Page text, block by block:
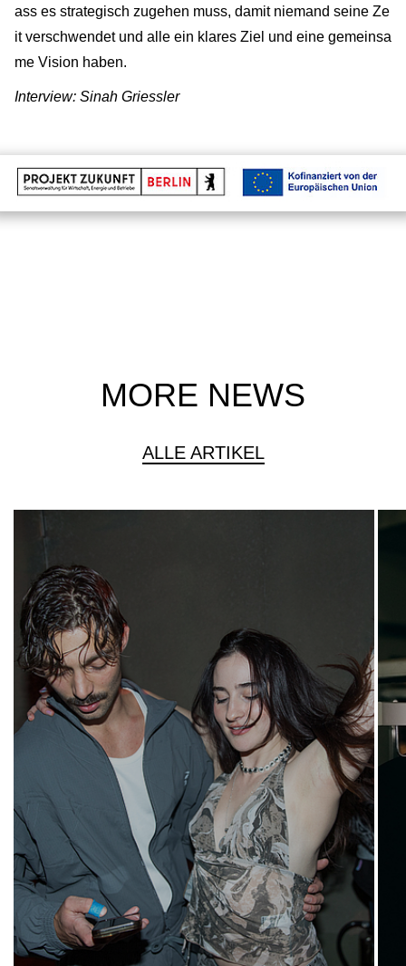
ass es strategisch zugehen muss, damit niemand seine Ze
it verschwendet und alle ein klares Ziel und eine gemeinsa
me Vision haben.
Interview: Sinah Griessler
MORE NEWS
ALLE ARTIKEL